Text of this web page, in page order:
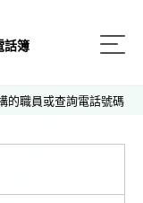
話簿
的職員或查詢電話號碼